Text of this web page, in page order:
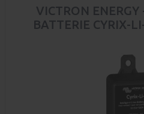
VICTRON
BATTERIE CYRIX-